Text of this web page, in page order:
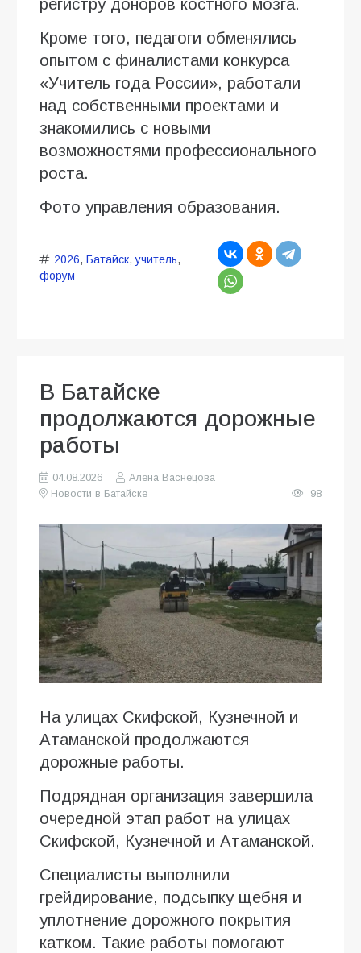
регистру доноров костного мозга.
Кроме того, педагоги обменялись
опытом с финалистами конкурса
«Учитель года России», работали
над собственными проектами и
знакомились с новыми
возможностями профессионального
роста.
Фото управления образования.
2026, Батайск,учитель,
форум
В Батайске
продолжаются дорожные
работы
04.08.2026
Алена Васнецова
Новости в Батайске
98
На улицах Скифской, Кузнечной и
Атаманской продолжаются
дорожные работы.
Подрядная организация завершила
очередной этап работ на улицах
Скифской, Кузнечной и Атаманской.
Специалисты выполнили
грейдирование, подсыпку щебня и
уплотнение дорожного покрытия
катком. Такие работы помогают